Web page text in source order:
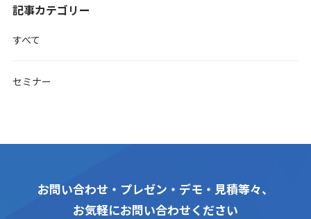
記事カテゴリー
すべて
セミナー
お問い合わせ・プレゼン・デモ・見積等々、
お気軽にお問い合わせください